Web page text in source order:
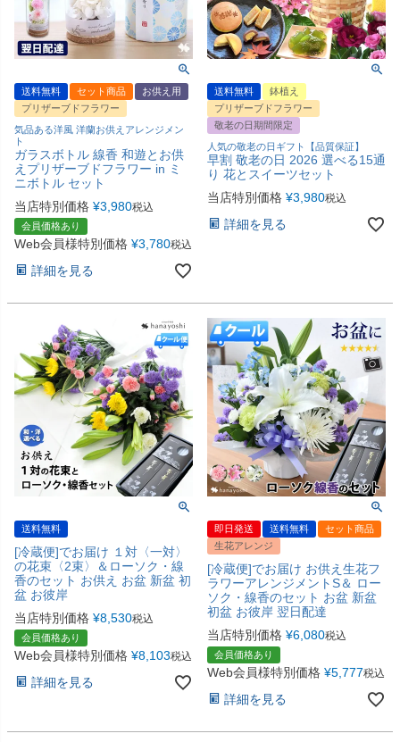
送料無料 セット商品
お供え用
プリザーブドフラワー
気品ある洋風 洋蘭お供えアレンジメン
ト
ガラスボトル 線香 和遊とお供
えプリザーブドフラワー in ミ
ニボトル セット
当店特別価格 ¥3,980税込
会員価格あり
Web会員様特別価格 ¥3,780税込
詳細を見る
送料無料
鉢植え
プリザーブドフラワー
敬老の日期間限定
人気の敬老の日ギフト【品質保証】
早割 敬老の日 2026 選べる15通
り 花とスイーツセット
当店特別価格 ¥3,980税込
詳細を見る
送料無料
[冷蔵便]でお届け １対〈一対〉
の花束〈2束〉＆ローソク・線
香のセット お供え お盆 新盆 初
盆 お彼岸
当店特別価格 ¥8,530税込
会員価格あり
Web会員様特別価格 ¥8,103税込
詳細を見る
即日発送 送料無料
セット商品
生花アレンジ
[冷蔵便]でお届け お供え生花フ
ラワーアレンジメントS＆ ロー
ソク・線香のセット お盆 新盆
初盆 お彼岸 翌日配達
当店特別価格 ¥6,080税込
会員価格あり
Web会員様特別価格 ¥5,777税込
詳細を見る